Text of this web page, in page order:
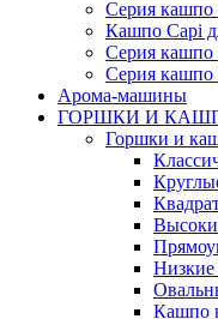
Серия кашпо
Кашпо Capi
Серия кашпо
Серия кашпо
Арома-машины
ГОРШКИ И
Горшки и
Кашпо